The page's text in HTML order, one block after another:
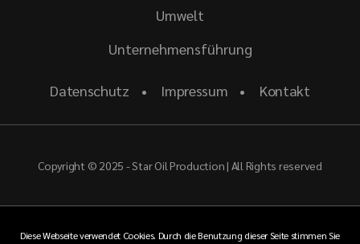
Umwelt
Unternehmensführung
Datenschutz Impressum Kontakt
Copyright © 2025 - Star Oil Production | All Rights reserved
Diese Webseite verwendet Cookies. Durch die Benutzung dieser Seite stimmen Sie